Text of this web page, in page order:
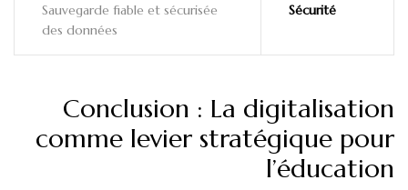
Sécurité
Sauvegarde fiable et sécurisée
des données
Conclusion : La digitalisation
comme levier stratégique pour
l’éducation